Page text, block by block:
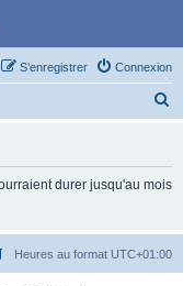
Connexion
S’enregistrer
c
durer jusqu'au mois
Heures au format UTC+01:00